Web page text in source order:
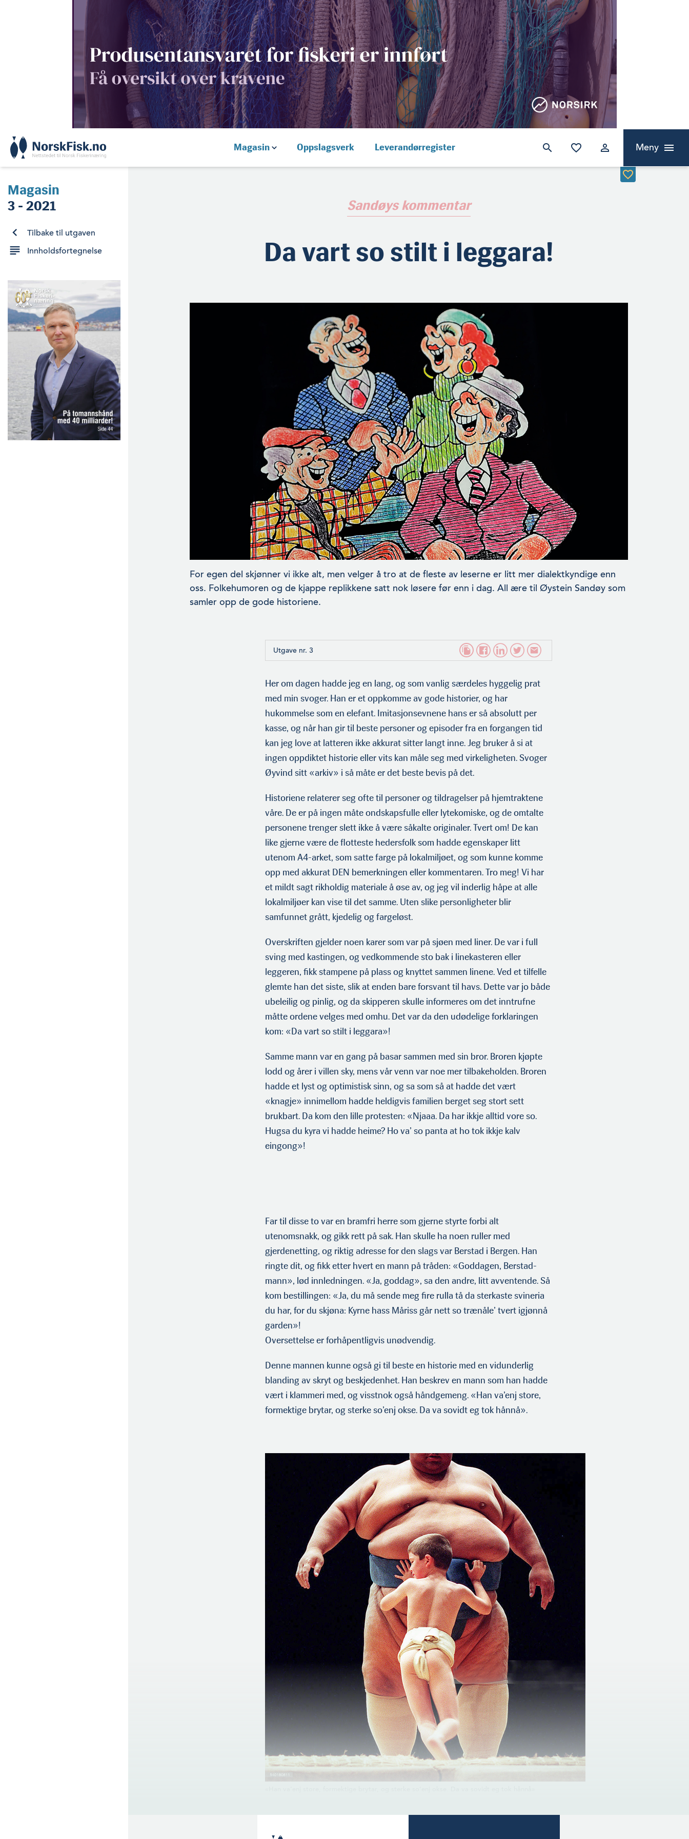
Magasin Oppslagsverk Leverandørregister Meny
Magasin
3 - 2021
Tilbake til utgaven
Innholdsfortegnelse
Sandøys kommentar
Da vart so stilt i leggara!
For egen del skjønner vi ikke alt, men velger å tro at de fleste av leserne er litt mer dialektkyndige enn
oss. Folkehumoren og de kjappe replikkene satt nok løsere før enn i dag. All ære til Øystein Sandøy som
samler opp de gode historiene.
Utgave nr. 3
Her om dagen hadde jeg en lang, og som vanlig særdeles hyggelig prat
med min svoger. Han er et oppkomme av gode historier, og har
hukommelse som en elefant. Imitasjonsevnene hans er så absolutt per
kasse, og når han gir til beste personer og episoder fra en forgangen tid
kan jeg love at latteren ikke akkurat sitter langt inne. Jeg bruker å si at
ingen oppdiktet historie eller vits kan måle seg med virkeligheten. Svoger
Øyvind sitt «arkiv» i så måte er det beste bevis på det.
Historiene relaterer seg ofte til personer og tildragelser på hjemtraktene
våre. De er på ingen måte ondskapsfulle eller lyte­komiske, og de omtalte
personene trenger slett ikke å være såkalte originaler. Tvert om! De kan
like gjerne være de flotteste hedersfolk som hadde egenskaper litt
utenom A4-arket, som satte farge på lokalmiljøet, og som kunne komme
opp med akkurat DEN bemerkningen eller kommentaren. Tro meg! Vi har
et mildt sagt rikholdig materiale å øse av, og jeg vil inderlig håpe at alle
lokalmiljøer kan vise til det samme. Uten slike personligheter blir
samfunnet grått, kjedelig og fargeløst.
Overskriften gjelder noen karer som var på sjøen med liner. De var i full
sving med kastingen, og vedkommende sto bak i linekas­teren eller
leggeren, fikk stampene på plass og knyttet sammen linene. Ved et tilfelle
glemte han det siste, slik at enden bare forsvant til havs. Dette var jo både
ubeleilig og pinlig, og da skipperen skulle informeres om det inntrufne
måtte ordene velges med omhu. Det var da den udødelige forklaringen
kom: «Da vart so stilt i leggara»!
Samme mann var en gang på basar sammen med sin bror. Broren kjøpte
lodd og årer i villen sky, mens vår venn var noe mer tilbakeholden. Broren
hadde et lyst og optimistisk sinn, og sa som så at hadde det vært
«knagje» innimellom hadde heldigvis familien berget seg stort sett
brukbart. Da kom den lille pro­testen: «Njaaa. Da har ikkje alltid vore so.
Hugsa du kyra vi hadde heime? Ho va’ so panta at ho tok ikkje kalv
eingong»!
Far til disse to var en bramfri herre som gjerne styrte forbi alt
utenomsnakk, og gikk rett på sak. Han skulle ha noen ruller med
gjerdenetting, og riktig adresse for den slags var Berstad i Bergen. Han
ringte dit, og fikk etter hvert en mann på tråden: «Goddagen, Berstad-
mann», lød innledningen. «Ja, goddag», sa den andre, litt avventende. Så
kom bestillingen: «Ja, du må sende meg fire rulla tå da sterkaste svineria
du har, for du skjøna: Kyrne hass Måriss går nett so trænåle’ tvert igjønnå
garden»!
Oversettelse er forhåpentligvis unødvendig.
Denne mannen kunne også gi til beste en historie med en vidunder­lig
blanding av skryt og beskjedenhet. Han beskrev en mann som han hadde
vært i klammeri med, og visstnok også håndgemeng. «Han va’enj store,
formektige brytar, og sterke so’enj okse. Da va sovidt eg tok hånnå».